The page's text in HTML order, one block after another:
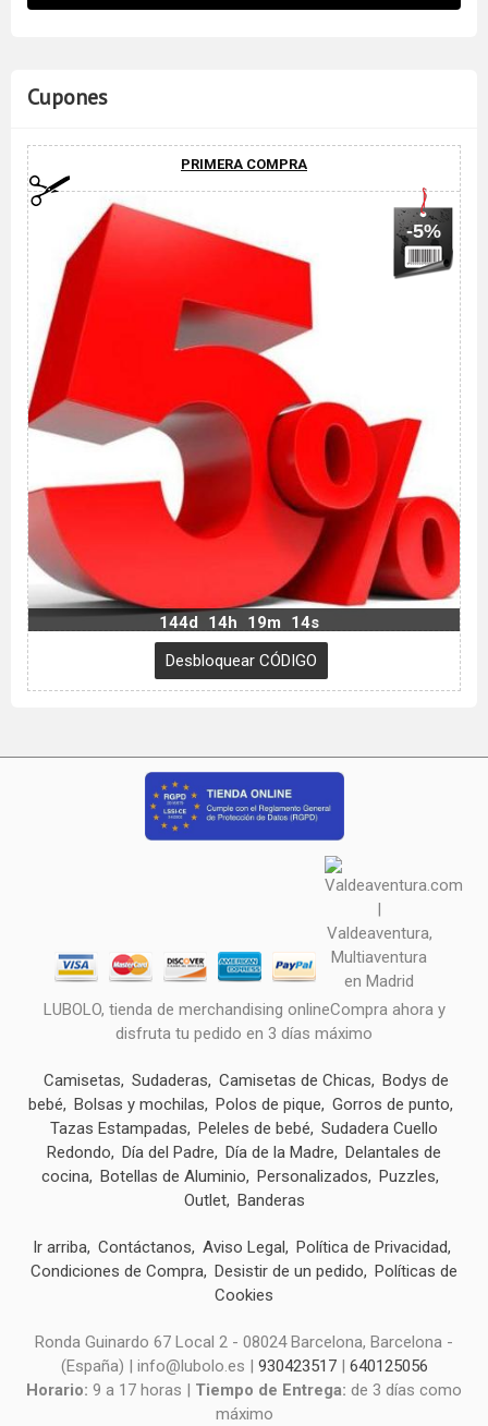
Cupones
PRIMERA COMPRA
-5%
144d 14h 19m 13s
LUBOLO, tienda de merchandising onlineCompra ahora y
disfruta tu pedido en 3 días máximo
Camisetas Sudaderas Camisetas de Chicas
Bodys de
bebé
Bolsas y mochilas Polos de pique
Gorros de punto
Tazas Estampadas
Peleles de bebé
Sudadera Cuello
Redondo
Día del Padre Día de la Madre
Delantales de
cocina Botellas de Aluminio Personalizados
Puzzles
Outlet Banderas
Ir arriba Contáctanos Aviso Legal
Política de Privacidad
Condiciones de Compra Desistir de un pedido
Políticas de
Cookies
Ronda Guinardo 67 Local 2 - 08024 Barcelona, Barcelona -
(España) | info@lubolo.es | 930423517| 640125056
Horario: 9 a 17 horas | Tiempo de Entrega: de 3 días como
máximo